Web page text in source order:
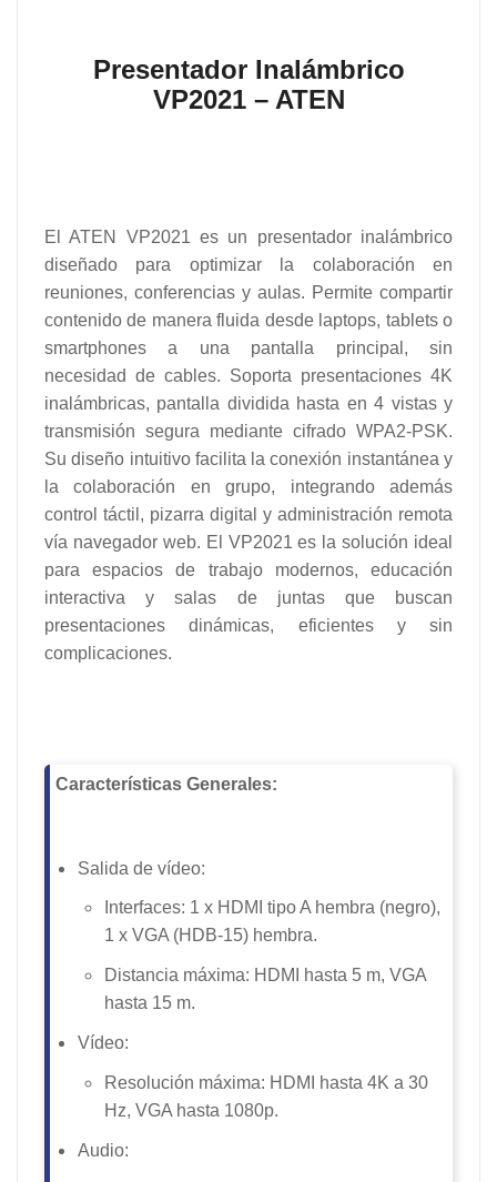
Presentador Inalámbrico
VP2021 – ATEN
El ATEN VP2021 es un presentador inalámbrico
diseñado para optimizar la colaboración en
reuniones, conferencias y aulas. Permite compartir
contenido de manera fluida desde laptops, tablets o
smartphones a una pantalla principal, sin
necesidad de cables. Soporta presentaciones 4K
inalámbricas, pantalla dividida hasta en 4 vistas y
transmisión segura mediante cifrado WPA2-PSK.
Su diseño intuitivo facilita la conexión instantánea y
la colaboración en grupo, integrando además
control táctil, pizarra digital y administración remota
vía navegador web. El VP2021 es la solución ideal
para espacios de trabajo modernos, educación
interactiva y salas de juntas que buscan
presentaciones dinámicas, eficientes y sin
complicaciones.
Características Generales:
Salida de vídeo:
Interfaces: 1 x HDMI tipo A hembra (negro),
1 x VGA (HDB-15) hembra.
Distancia máxima: HDMI hasta 5 m, VGA
hasta 15 m.
Vídeo:
Resolución máxima: HDMI hasta 4K a 30
Hz, VGA hasta 1080p.
Audio: